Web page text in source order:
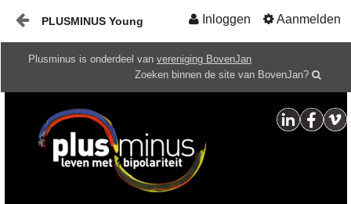
Inloggen Aanmelden
PLUSMINUS Young
Home
HOME
Plusminus is onderdeel van vereniging BovenJan
Zoeken binnen de site van BovenJan?